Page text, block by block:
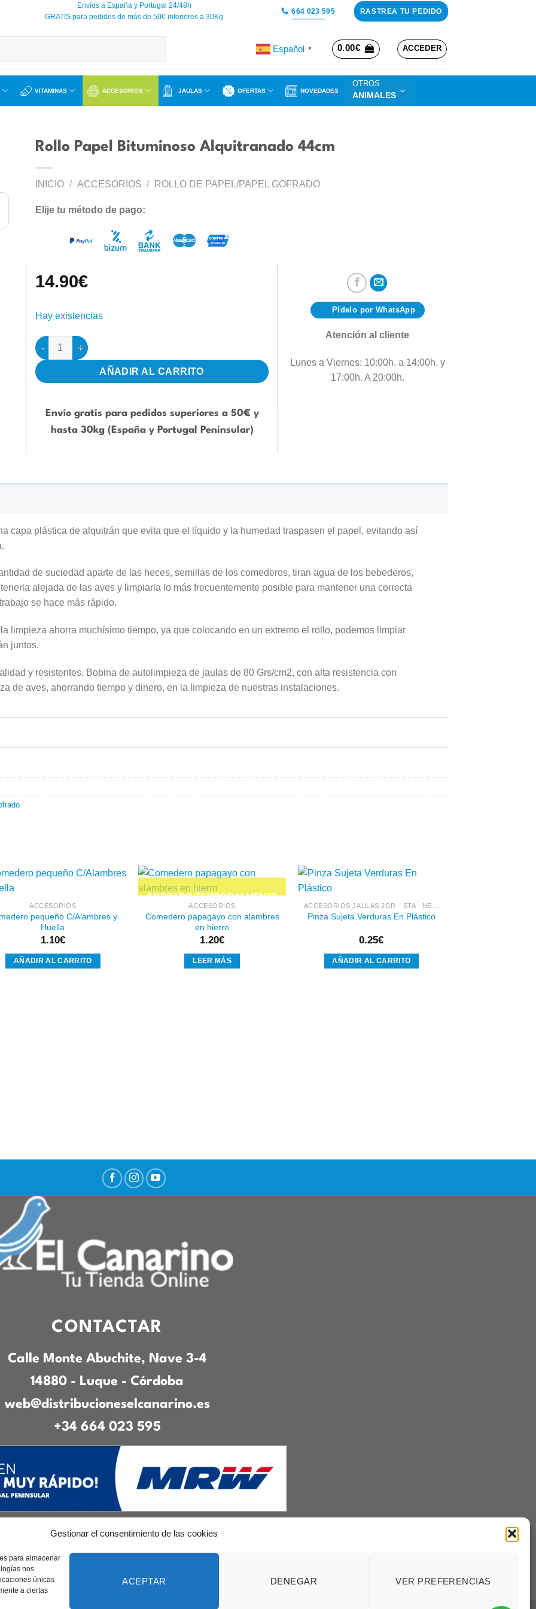
Gestionar el consentimiento de las cookies
para almacenar
nos
únicas
a ciertas
ACEPTAR DENEGAR VER PREFERENCIAS
Envíos a España y Portugal 24/48h
GRATIS para pedidos de más de 50€ inferiores a 30Kg
664 023 595 RASTREA TU PEDIDO
Español ▼ 0.00€ ACCEDER
VITAMINAS ACCESORIOS JAULAS OFERTAS NOVEDADES
OTROS
ANIMALES
Rollo Papel Bituminoso Alquitranado 44cm
INICIO / ACCESORIOS / ROLLO DE PAPEL/PAPEL GOFRADO
Elije tu método de pago:
14.90€
Hay existencias
Rollo Papel Bituminoso Alquitranado 44cm cantidad
AÑADIR AL CARRITO
Envío gratis para pedidos superiores a 50€ y
hasta 30kg (España y Portugal Peninsular)
Pídelo por WhatsApp
Atención al cliente
Lunes a Viernes: 10:00h. a 14:00h. y
17:00h. A 20:00h.
capa plástica de alquitrán que evita que el líquido y la humedad traspasen el papel, evitando así
de suciedad aparte de las heces, semillas de los comederos, tiran agua de los bebederos,
alejada de las aves y limpiarla lo más frecuentemente posible para mantener una correcta
se hace más rápido.
limpieza ahorra muchísimo tiempo, ya que colocando en un extremo el rollo, podemos limpiar
juntos.
y resistentes. Bobina de autolimpieza de jaulas de 80 Grs/cm2, con alta resistencia con
de aves, ahorrando tiempo y dinero, en la limpieza de nuestras instalaciones.
Añadir
ACCESORIOS
pequeño C/Alambres y
Huella
1.10€
AÑADIR AL CARRITO
Añadir
ACCESORIOS
Comedero papagayo con alambres
en hierro
1.20€
LEER MÁS
Añadir
Pinza Sujeta Verduras En Plástico
0.25€
AÑADIR AL CARRITO
CONTACTAR
Calle Monte Abuchite, Nave 3-4
14880 - Luque - Córdoba
web@distribucioneselcanarino.es
+34 664 023 595
Incidencias|Devoluciones |Condiciones generales